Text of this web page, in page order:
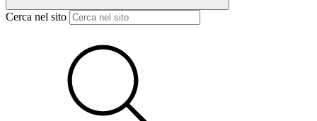
Cerca nel sito